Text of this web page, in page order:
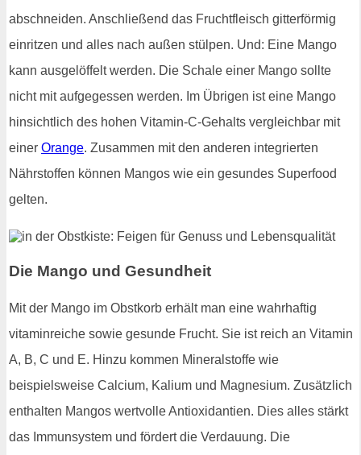
abschneiden. Anschließend das Fruchtfleisch gitterförmig
einritzen und alles nach außen stülpen. Und: Eine Mango
kann ausgelöffelt werden. Die Schale einer Mango sollte
nicht mit aufgegessen werden. Im Übrigen ist eine Mango
hinsichtlich des hohen Vitamin-C-Gehalts vergleichbar mit
einer Orange. Zusammen mit den anderen integrierten
Nährstoffen können Mangos wie ein gesundes Superfood
gelten.
Die Mango und Gesundheit
Mit der Mango im Obstkorb erhält man eine wahrhaftig
vitaminreiche sowie gesunde Frucht. Sie ist reich an Vitamin
A, B, C und E. Hinzu kommen Mineralstoffe wie
beispielsweise Calcium, Kalium und Magnesium. Zusätzlich
enthalten Mangos wertvolle Antioxidantien. Dies alles stärkt
das Immunsystem und fördert die Verdauung. Die